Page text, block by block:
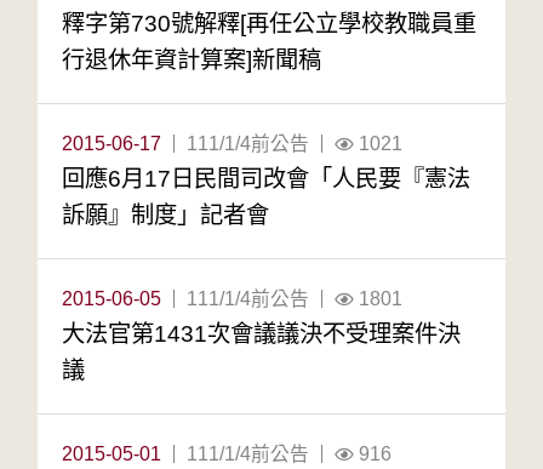
釋字第730號解釋[再任公立學校教職員重
行退休年資計算案]新聞稿
2015-06-17 111/1/4前公告 1021
回應6月17日民間司改會「人民要『憲法
訴願』制度」記者會
2015-06-05 111/1/4前公告 1801
大法官第1431次會議議決不受理案件決
議
2015-05-01 111/1/4前公告 916